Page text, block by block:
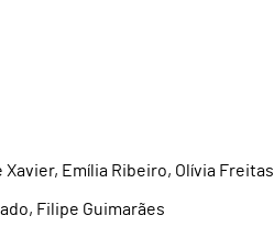
Emília Ribeiro, Olívia Freitas
Filipe Guimarães